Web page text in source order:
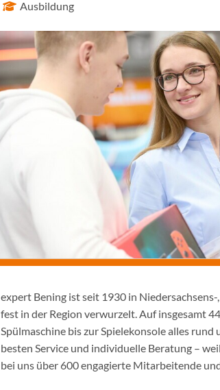
Ausbildung
expert Bening ist seit 1930 in
fest in der Region verwurzelt. Auf insgesamt
Spülmaschine bis zur Spielekonsole alles
besten Service und individuelle Beratung –
bei uns über 600 engagierte Mitarbeitende